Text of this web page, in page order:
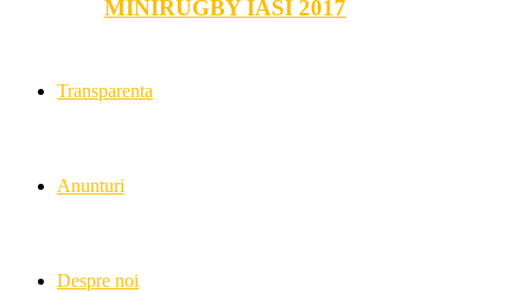
MINIRUGBY IASI 2017
Transparenta
Anunturi
Despre noi